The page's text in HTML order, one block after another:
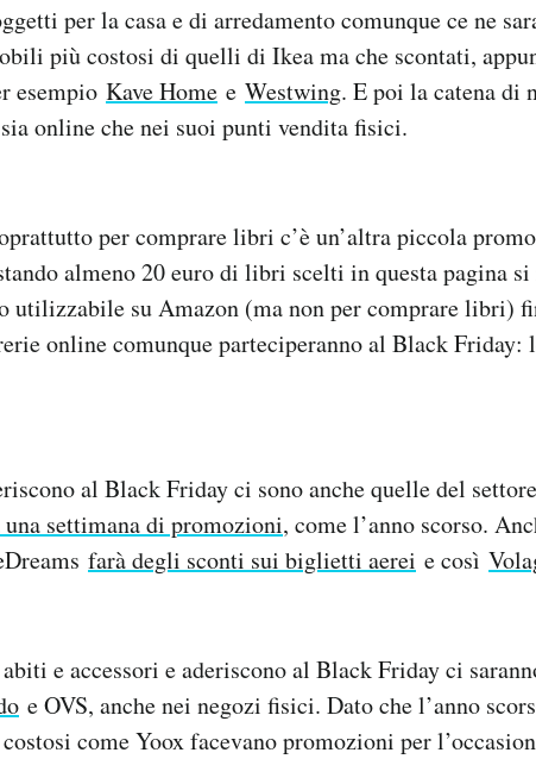
per la casa e di arredamento comunque ce ne
più costosi di quelli di Ikea ma che scontati,
esempio Kave Home e Westwing. E poi la catena di
sia online che nei suoi punti vendita fisici.
per comprare libri c’è un’altra piccola
almeno 20 euro di libri scelti in questa pagina
utilizzabile su Amazon (ma non per comprare libri)
online comunque parteciperanno al Black Friday:
al Black Friday ci sono anche quelle del
settimana di promozioni, come l’anno scorso.
farà degli sconti sui biglietti aerei e così
e accessori e aderiscono al Black Friday ci
e OVS, anche nei negozi fisici. Dato che l’anno
come Yoox facevano promozioni per